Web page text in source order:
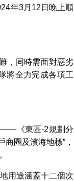
年3月12日晚上順
，同時需面對惡劣
將全力完成各項工
——《東區-2規劃分
圈及濱海地標”，
用途涵蓋十二個次